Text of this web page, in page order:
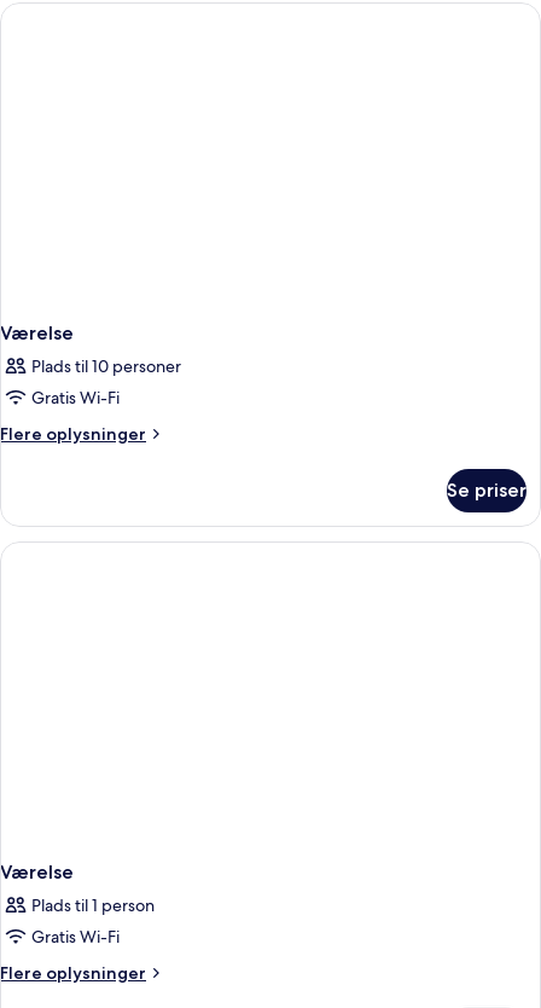
Værelse
Plads til 10 personer
Gratis Wi-Fi
Flere oplysninger
Flere
Se priser
Værelse
Plads til 1 person
Gratis Wi-Fi
Flere oplysninger
Flere